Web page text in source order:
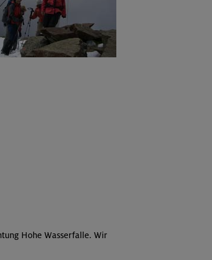
Hohe Wasserfalle. Wir